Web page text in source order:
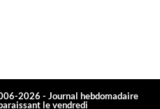
2026 - Journal hebdomadaire
le vendredi